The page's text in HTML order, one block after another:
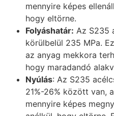
mennyire képes
hogy eltörne.
Folyáshatár: Az S235
körülbelül 235 MPa.
az anyag mekkora
hogy maradandó
Nyúlás: Az S235
21%-26% között van,
mennyire képes